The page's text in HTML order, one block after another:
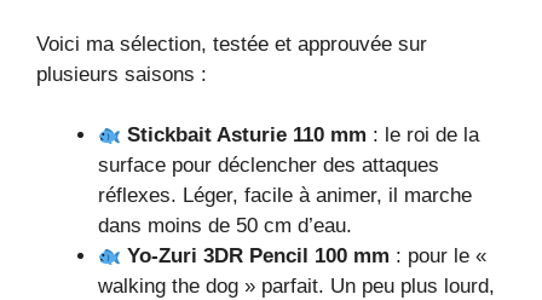
Voici ma sélection, testée et approuvée sur
plusieurs saisons :
Stickbait Asturie 110 mm : le roi de la
surface pour déclencher des attaques
réflexes. Léger, facile à animer, il marche
dans moins de 50 cm d’eau.
Yo-Zuri 3DR Pencil 100 mm : pour le «
walking the dog » parfait. Un peu plus lourd,